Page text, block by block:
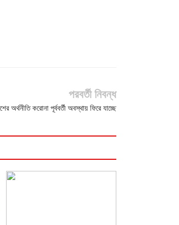
পরবর্তী নিবন্ধ
অর্থনীতি করোনা পূর্ববর্তী অবস্থায় ফিরে যাচ্ছে